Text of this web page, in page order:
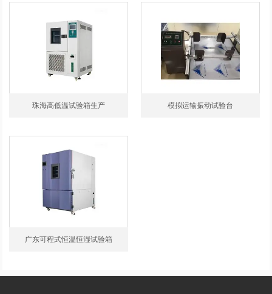
珠海高低温试验箱生产 模拟运输振动试验台
广东可程式恒温恒湿试验箱